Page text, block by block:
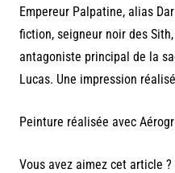
Empereur Palpatine, alias
fiction, seigneur noir des
antagoniste principal de la
Lucas. Une impression
Peinture réalisée avec
Vous avez aimez cet article ?